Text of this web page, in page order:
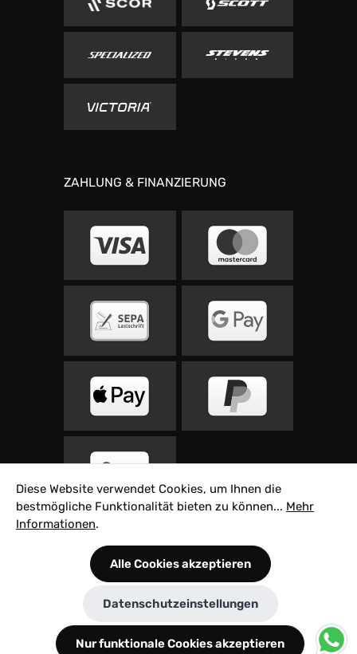
ZAHLUNG & FINANZIERUNG
by
Innovie
Alle Preise inkl. gesetzl. Mehrwertsteuer zzgl.
Versandkosten
und ggf. Nachnahmegebühren,
Diese Website verwendet Cookies, um Ihnen die
bestmögliche Funktionalität bieten zu können... Mehr
Informationen.
Alle Cookies akzeptieren
Datenschutzeinstellungen
Nur funktionale Cookies akzeptieren